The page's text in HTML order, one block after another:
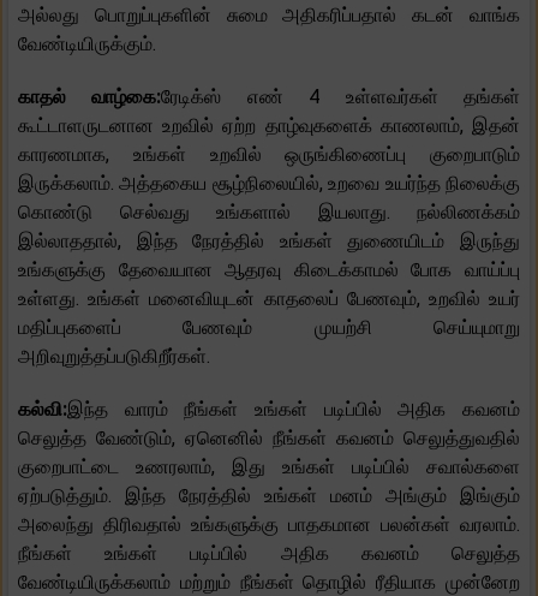
அல்லது பொறுப்புகளின் சுமை அதிகரிப்பதால் கடன் வாங்க
வேண்டியிருக்கும்.
காதல் வாழ்கை:ரேடிக்ஸ் எண் 4 உள்ளவர்கள் தங்கள்
கூட்டாளருடனான உறவில் ஏற்ற தாழ்வுகளைக் காணலாம், இதன்
காரணமாக, உங்கள் உறவில் ஒருங்கிணைப்பு குறைபாடும்
இருக்கலாம். அத்தகைய சூழ்நிலையில், உறவை உயர்ந்த நிலைக்கு
கொண்டு செல்வது உங்களால் இயலாது. நல்லிணக்கம்
இல்லாததால், இந்த நேரத்தில் உங்கள் துணையிடம் இருந்து
உங்களுக்கு தேவையான ஆதரவு கிடைக்காமல் போக வாய்ப்பு
உள்ளது. உங்கள் மனைவியுடன் காதலைப் பேணவும், உறவில் உயர்
மதிப்புகளைப் பேணவும் முயற்சி செய்யுமாறு
அறிவுறுத்தப்படுகிறீர்கள்.
கல்வி:இந்த வாரம் நீங்கள் உங்கள் படிப்பில் அதிக கவனம்
செலுத்த வேண்டும், ஏனெனில் நீங்கள் கவனம் செலுத்துவதில்
குறைபாட்டை உணரலாம், இது உங்கள் படிப்பில் சவால்களை
ஏற்படுத்தும். இந்த நேரத்தில் உங்கள் மனம் அங்கும் இங்கும்
அலைந்து திரிவதால் உங்களுக்கு பாதகமான பலன்கள் வரலாம்.
நீங்கள் உங்கள் படிப்பில் அதிக கவனம் செலுத்த
வேண்டியிருக்கலாம் மற்றும் நீங்கள் தொழில் ரீதியாக முன்னேற